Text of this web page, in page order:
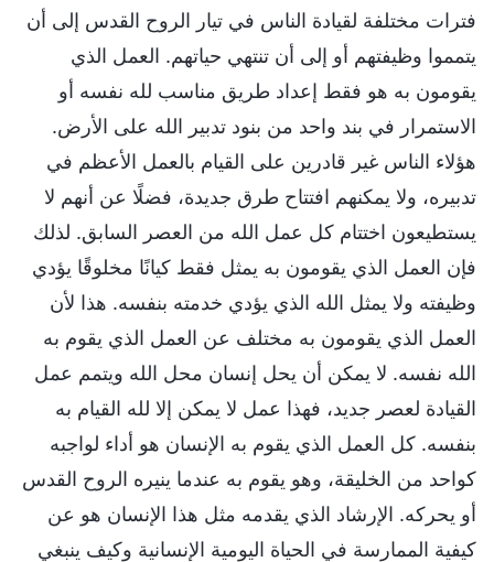
فترات مختلفة لقيادة الناس في تيار الروح القدس إلى أن
يتمموا وظيفتهم أو إلى أن تنتهي حياتهم. العمل الذي
يقومون به هو فقط إعداد طريق مناسب لله نفسه أو
الاستمرار في بند واحد من بنود تدبير الله على الأرض.
هؤلاء الناس غير قادرين على القيام بالعمل الأعظم في
تدبيره، ولا يمكنهم افتتاح طرق جديدة، فضلًا عن أنهم لا
يستطيعون اختتام كل عمل الله من العصر السابق. لذلك
فإن العمل الذي يقومون به يمثل فقط كيانًا مخلوقًا يؤدي
وظيفته ولا يمثل الله الذي يؤدي خدمته بنفسه. هذا لأن
العمل الذي يقومون به مختلف عن العمل الذي يقوم به
الله نفسه. لا يمكن أن يحل إنسان محل الله ويتمم عمل
القيادة لعصر جديد، فهذا عمل لا يمكن إلا لله القيام به
بنفسه. كل العمل الذي يقوم به الإنسان هو أداء لواجبه
كواحد من الخليقة، وهو يقوم به عندما ينيره الروح القدس
أو يحركه. الإرشاد الذي يقدمه مثل هذا الإنسان هو عن
كيفية الممارسة في الحياة اليومية الإنسانية وكيف ينبغي